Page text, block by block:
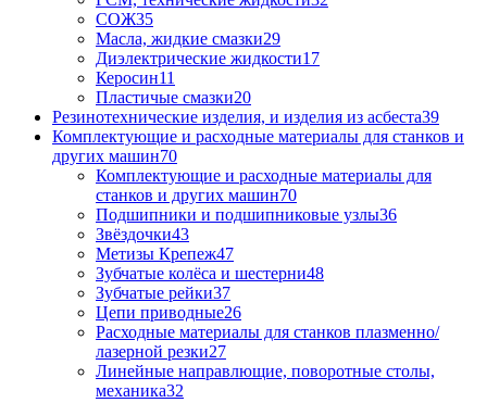
СОЖ35
Масла, жидкие смазки29
Диэлектрические жидкости17
Керосин11
Пластичые смазки20
Резинотехнические изделия, и изделия из асбеста39
Комплектующие и расходные материалы для станков и
других машин70
Комплектующие и расходные материалы для
станков и других машин70
Подшипники и подшипниковые узлы36
Звёздочки43
Метизы Крепеж47
Зубчатые колёса и шестерни48
Зубчатые рейки37
Цепи приводные26
Расходные материалы для станков плазменно/
лазерной резки27
Линейные направлющие, поворотные столы,
механика32